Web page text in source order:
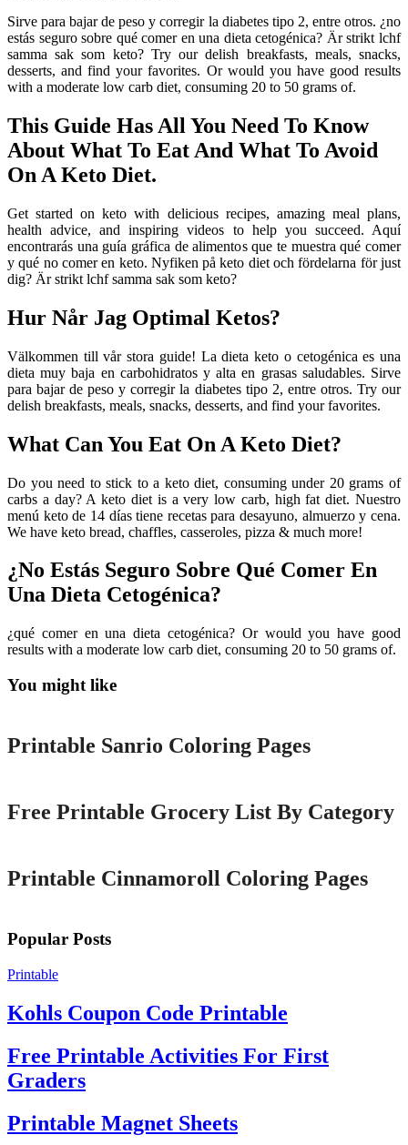
Sirve para bajar de peso y corregir la diabetes tipo 2, entre otros. ¿no
estás seguro sobre qué comer en una dieta cetogénica? Är strikt lchf
samma sak som keto? Try our delish breakfasts, meals, snacks,
desserts, and find your favorites. Or would you have good results
with a moderate low carb diet, consuming 20 to 50 grams of.
This Guide Has All You Need To Know
About What To Eat And What To Avoid
On A Keto Diet.
Get started on keto with delicious recipes, amazing meal plans,
health advice, and inspiring videos to help you succeed. Aquí
encontrarás una guía gráfica de alimentos que te muestra qué comer
y qué no comer en keto. Nyfiken på keto diet och fördelarna för just
dig? Är strikt lchf samma sak som keto?
Hur Når Jag Optimal Ketos?
Välkommen till vår stora guide! La dieta keto o cetogénica es una
dieta muy baja en carbohidratos y alta en grasas saludables. Sirve
para bajar de peso y corregir la diabetes tipo 2, entre otros. Try our
delish breakfasts, meals, snacks, desserts, and find your favorites.
What Can You Eat On A Keto Diet?
Do you need to stick to a keto diet, consuming under 20 grams of
carbs a day? A keto diet is a very low carb, high fat diet. Nuestro
menú keto de 14 días tiene recetas para desayuno, almuerzo y cena.
We have keto bread, chaffles, casseroles, pizza & much more!
¿No Estás Seguro Sobre Qué Comer En
Una Dieta Cetogénica?
¿qué comer en una dieta cetogénica? Or would you have good
results with a moderate low carb diet, consuming 20 to 50 grams of.
You might like
Printable
Printable Sanrio Coloring Pages
Free Printable Grocery List By Category
Printable Cinnamoroll Coloring Pages
Popular Posts
Printable
Kohls Coupon Code Printable
Free Printable Activities For First
Graders
Printable Magnet Sheets